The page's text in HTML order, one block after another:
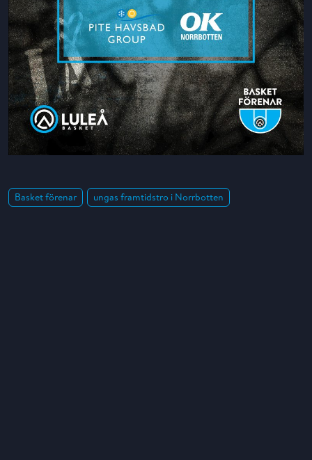
Basket förenar ungas framtidstro i Norrbotten